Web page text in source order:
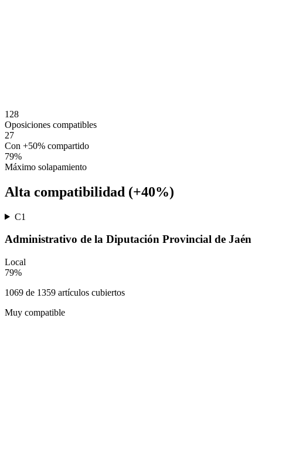
128
Oposiciones compatibles
27
Con +50% compartido
79%
Máximo solapamiento
Alta compatibilidad (+40%)
C1
Administrativo de la Diputación Provincial de Jaén
Local
79%
1069 de 1359 artículos cubiertos
Muy compatible